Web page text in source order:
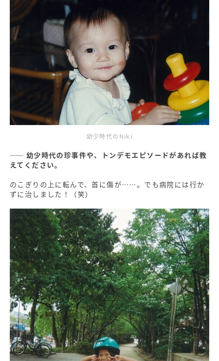
幼少時代のNiki
―― 幼少時代の珍事件や、トンデモエピソードがあれば教
えてください。
のこぎりの上に転んで、首に傷が……。でも病院には行か
ずに治しました！（笑）